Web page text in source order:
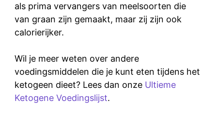
als prima vervangers van meelsoorten die
van graan zijn gemaakt, maar zij zijn ook
calorierijker.
Wil je meer weten over andere
voedingsmiddelen die je kunt eten tijdens het
ketogeen dieet? Lees dan onze Ultieme
Ketogene Voedingslijst.